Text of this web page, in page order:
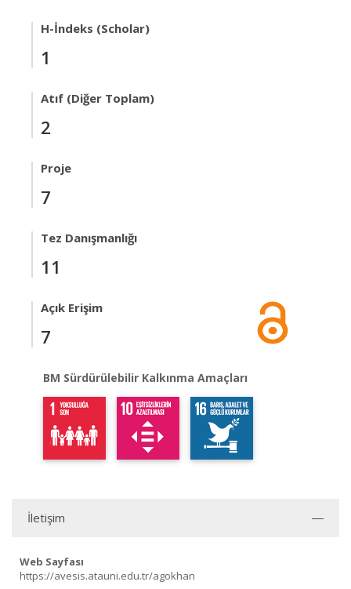
H-İndeks (Scholar)
1
Atıf (Diğer Toplam)
2
Proje
7
Tez Danışmanlığı
11
Açık Erişim
7
BM Sürdürülebilir Kalkınma Amaçları
İletişim
Web Sayfası
https://avesis.atauni.edu.tr/agokhan